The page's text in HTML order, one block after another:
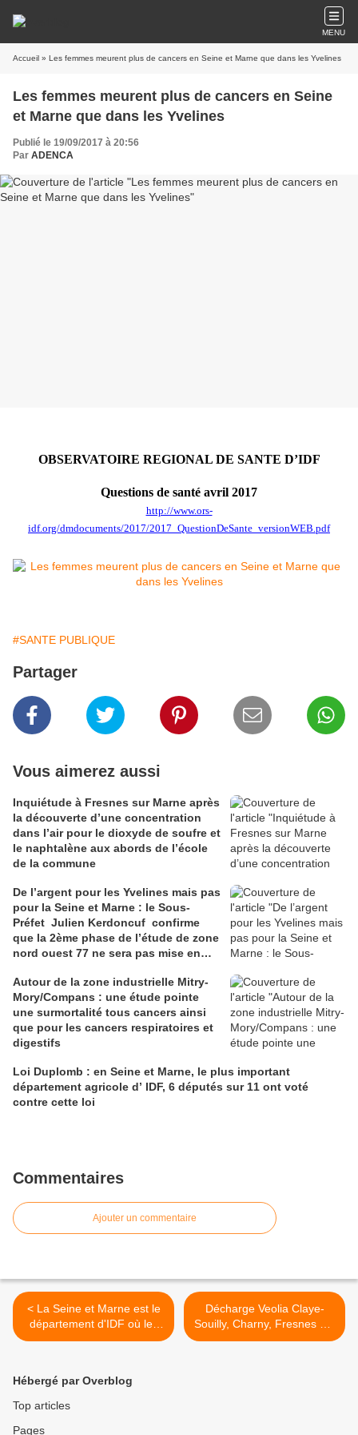
MENU
Accueil » Les femmes meurent plus de cancers en Seine et Marne que dans les Yvelines
Les femmes meurent plus de cancers en Seine
et Marne que dans les Yvelines
Publié le 19/09/2017 à 20:56
Par ADENCA
OBSERVATOIRE REGIONAL DE SANTE D’IDF
Questions de santé avril 2017
http://www.ors-
idf.org/dmdocuments/2017/2017_QuestionDeSante_versionWEB.pdf
#SANTE PUBLIQUE
Partager
Vous aimerez aussi
Inquiétude à Fresnes sur Marne après
la découverte d’une concentration
dans l’air pour le dioxyde de soufre et
le naphtalène aux abords de l’école
de la commune
De l’argent pour les Yvelines mais pas
pour la Seine et Marne : le Sous-
Préfet Julien Kerdoncuf confirme
que la 2ème phase de l’étude de zone
nord ouest 77 ne sera pas mise en
Autour de la zone industrielle Mitry-
Mory/Compans : une étude pointe
une surmortalité tous cancers ainsi
que pour les cancers respiratoires et
digestifs
Loi Duplomb : en Seine et Marne, le plus important
département agricole d’ IDF, 6 députés sur 11 ont voté
contre cette loi
Commentaires
Ajouter un commentaire
< La Seine et Marne est le
département d'IDF où les
hommes meurent le plus de
Décharge Veolia Claye-
Souilly, Charny, Fresnes sur
Marne : du gaz carbonique
Hébergé par Overblog
Top articles
Pages